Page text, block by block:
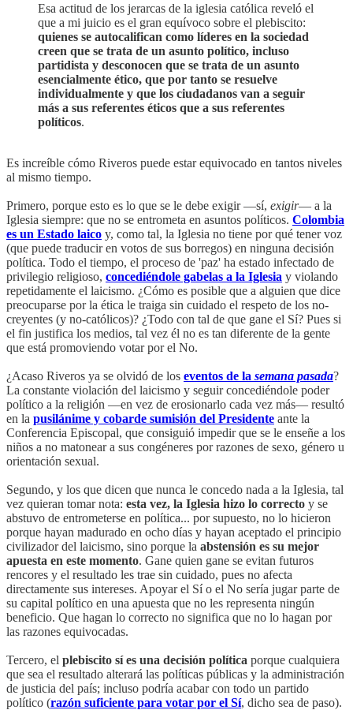
Esa actitud de los jerarcas de la iglesia católica reveló el
que a mi juicio es el gran equívoco sobre el plebiscito:
quienes se autocalifican como líderes en la sociedad
creen que se trata de un asunto político, incluso
partidista y desconocen que se trata de un asunto
esencialmente ético, que por tanto se resuelve
individualmente y que los ciudadanos van a seguir
más a sus referentes éticos que a sus referentes
políticos.
Es increíble cómo Riveros puede estar equivocado en tantos niveles
al mismo tiempo.
Primero, porque esto es lo que se le debe exigir —sí, exigir— a la
Iglesia siempre: que no se entrometa en asuntos políticos. Colombia
es un Estado laico y, como tal, la Iglesia no tiene por qué tener voz
(que puede traducir en votos de sus borregos) en ninguna decisión
política. Todo el tiempo, el proceso de 'paz' ha estado infectado de
privilegio religioso, concediéndole gabelas a la Iglesia y violando
repetidamente el laicismo. ¿Cómo es posible que a alguien que dice
preocuparse por la ética le traiga sin cuidado el respeto de los no-
creyentes (y no-católicos)? ¿Todo con tal de que gane el Sí? Pues si
el fin justifica los medios, tal vez él no es tan diferente de la gente
que está promoviendo votar por el No.
¿Acaso Riveros ya se olvidó de los eventos de la semana pasada?
La constante violación del laicismo y seguir concediéndole poder
político a la religión —en vez de erosionarlo cada vez más— resultó
en la pusilánime y cobarde sumisión del Presidente ante la
Conferencia Episcopal, que consiguió impedir que se le enseñe a los
niños a no matonear a sus congéneres por razones de sexo, género u
orientación sexual.
Segundo, y los que dicen que nunca le concedo nada a la Iglesia, tal
vez quieran tomar nota: esta vez, la Iglesia hizo lo correcto y se
abstuvo de entrometerse en política... por supuesto, no lo hicieron
porque hayan madurado en ocho días y hayan aceptado el principio
civilizador del laicismo, sino porque la abstensión es su mejor
apuesta en este momento. Gane quien gane se evitan futuros
rencores y el resultado les trae sin cuidado, pues no afecta
directamente sus intereses. Apoyar el Sí o el No sería jugar parte de
su capital político en una apuesta que no les representa ningún
beneficio. Que hagan lo correcto no significa que no lo hagan por
las razones equivocadas.
Tercero, el plebiscito sí es una decisión política porque cualquiera
que sea el resultado alterará las políticas públicas y la administración
de justicia del país; incluso podría acabar con todo un partido
político (razón suficiente para votar por el Sí, dicho sea de paso).